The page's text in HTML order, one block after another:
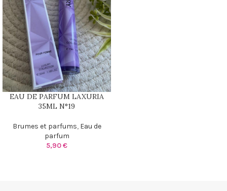
EAU DE PARFUM LAXURIA
35ML N°19
Brumes et parfums, Eau de
parfum
5,90€